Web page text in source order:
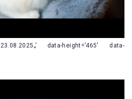
data-height=’465′ data-